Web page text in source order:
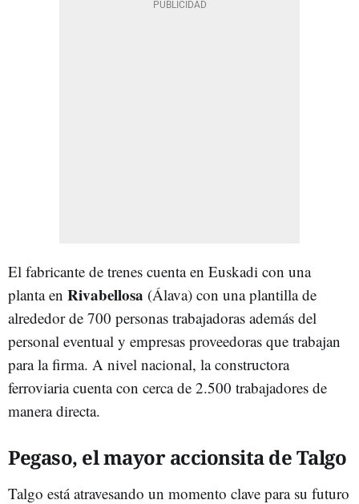
El fabricante de trenes cuenta en Euskadi con una
planta en Rivabellosa (Álava) con una plantilla de
alrededor de 700 personas trabajadoras además del
personal eventual y empresas proveedoras que trabajan
para la firma. A nivel nacional, la constructora
ferroviaria cuenta con cerca de 2.500 trabajadores de
manera directa.
Pegaso, el mayor accionsita de Talgo
Talgo está atravesando un momento clave para su futuro